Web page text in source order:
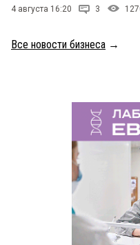
4 августа 16:20 3
Все новости бизнеса →